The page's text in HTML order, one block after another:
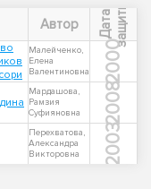
Автор Д
а
т
а
з
а
щ
и
т ы
Малейченко,
Елена
Валентиновна
2000
Мардашова,
Рамзия
Суфияновна
2008
Перехватова,
Александра
Викторовна
2003